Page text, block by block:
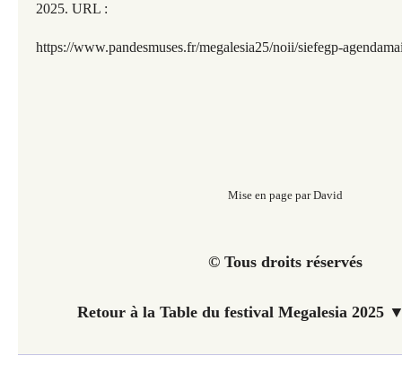
2025. URL :
https://www.pandesmuses.fr/megalesia25/noii/siefegp-
Mise en page par David
© Tous droits réservés
Retour à la Table du festival Megalesia 2025